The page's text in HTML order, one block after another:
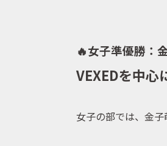
🔥女子準優勝：
VEXEDを中心
女子の部では、金子